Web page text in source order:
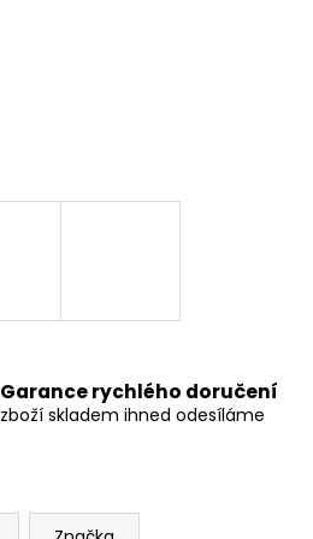
Garance rychlého doručení
zboží skladem ihned odesíláme